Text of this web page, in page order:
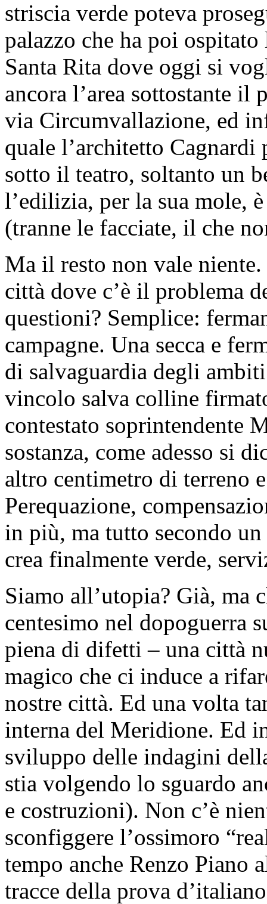
striscia verde poteva
palazzo che ha poi
Santa Rita dove oggi si
ancora l’area sottostante il
via Circumvallazione, ed
quale l’architetto
sotto il teatro, soltanto un
l’edilizia, per la sua mole,
(tranne le facciate, il che
Ma il resto non vale
città dove c’è il problema
questioni? Semplice:
campagne. Una secca e
di salvaguardia degli
vincolo salva colline
contestato soprintendente
sostanza, come adesso si
altro centimetro di terreno
Perequazione,
in più, ma tutto secondo
crea finalmente verde,
Siamo all’utopia? Già, ma
centesimo nel dopoguerra
piena di difetti – una città
magico che ci induce a
nostre città. Ed una volta
interna del Meridione. Ed
sviluppo delle indagini
stia volgendo lo sguardo
e costruzioni). Non c’è
sconfiggere l’ossimoro
tempo anche Renzo Piano
tracce della prova